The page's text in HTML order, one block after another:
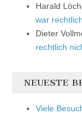
Harald
war
Dieter
rechtlich
NEUESTE
Viele